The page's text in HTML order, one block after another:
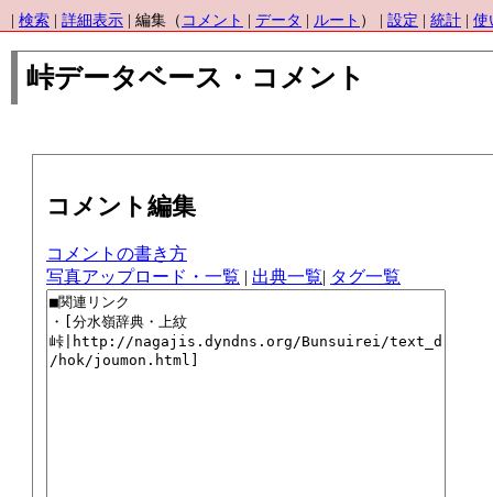
検索 詳細表示 | 編集（ コメント データ ルート ） | 設定 統計 使
峠データベース・コメント
コメント編集
コメントの書き方
写真アップロード・一覧 | 出典一覧| タグ一覧